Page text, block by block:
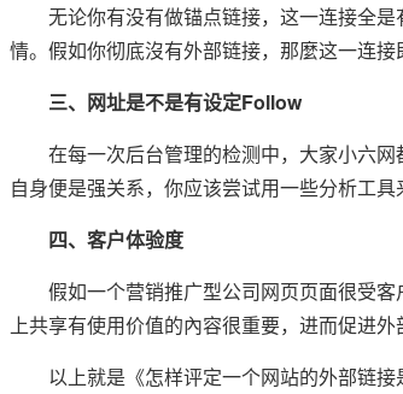
无论你有没有做锚点链接，这一连接全是
情。假如你彻底沒有外部链接，那麼这一连接
三、网址是不是有设定Follow
在每一次后台管理的检测中，大家小六网
自身便是强关系，你应该尝试用一些分析工具
四、客户体验度
假如一个营销推广型公司网页页面很受客
上共享有使用价值的內容很重要，进而促进
以上就是《怎样评定一个网站的外部链接